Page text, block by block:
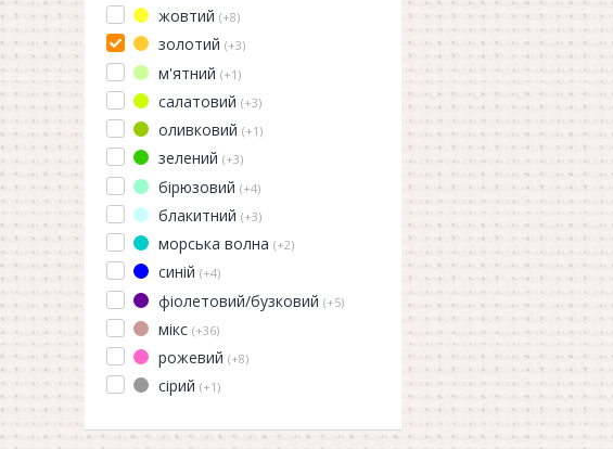
жовтий (+8)
золотий (+3)
м'ятний (+1)
салатовий (+3)
оливковий (+1)
зелений (+3)
бірюзовий (+4)
блакитний (+3)
морська волна (+2)
синій (+4)
фіолетовий/бузковий (+5)
мікс (+36)
рожевий (+8)
сірий (+1)